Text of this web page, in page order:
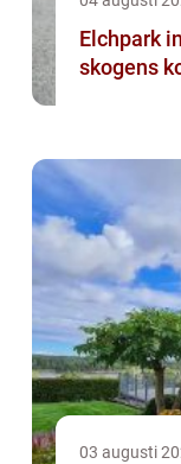
Elchpark in
skogens
03 augusti